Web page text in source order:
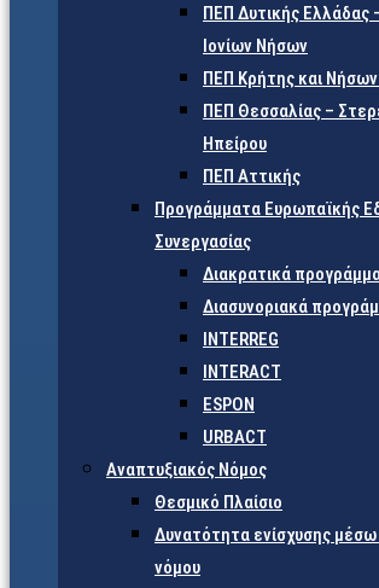
ΠΕΠ Δυτικής Ελλάδας
Ιονίων Νήσων
ΠΕΠ Κρήτης και Νήσων
ΠΕΠ Θεσσαλίας –
Ηπείρου
ΠΕΠ Αττικής
Προγράμματα Ευρωπαϊκής
Συνεργασίας
Διακρατικά
Διασυνοριακά
INTERREG
INTERACT
ESPON
URBACT
Αναπτυξιακός Νόμος
Θεσμικό Πλαίσιο
Δυνατότητα ενίσχυσης
νόμου